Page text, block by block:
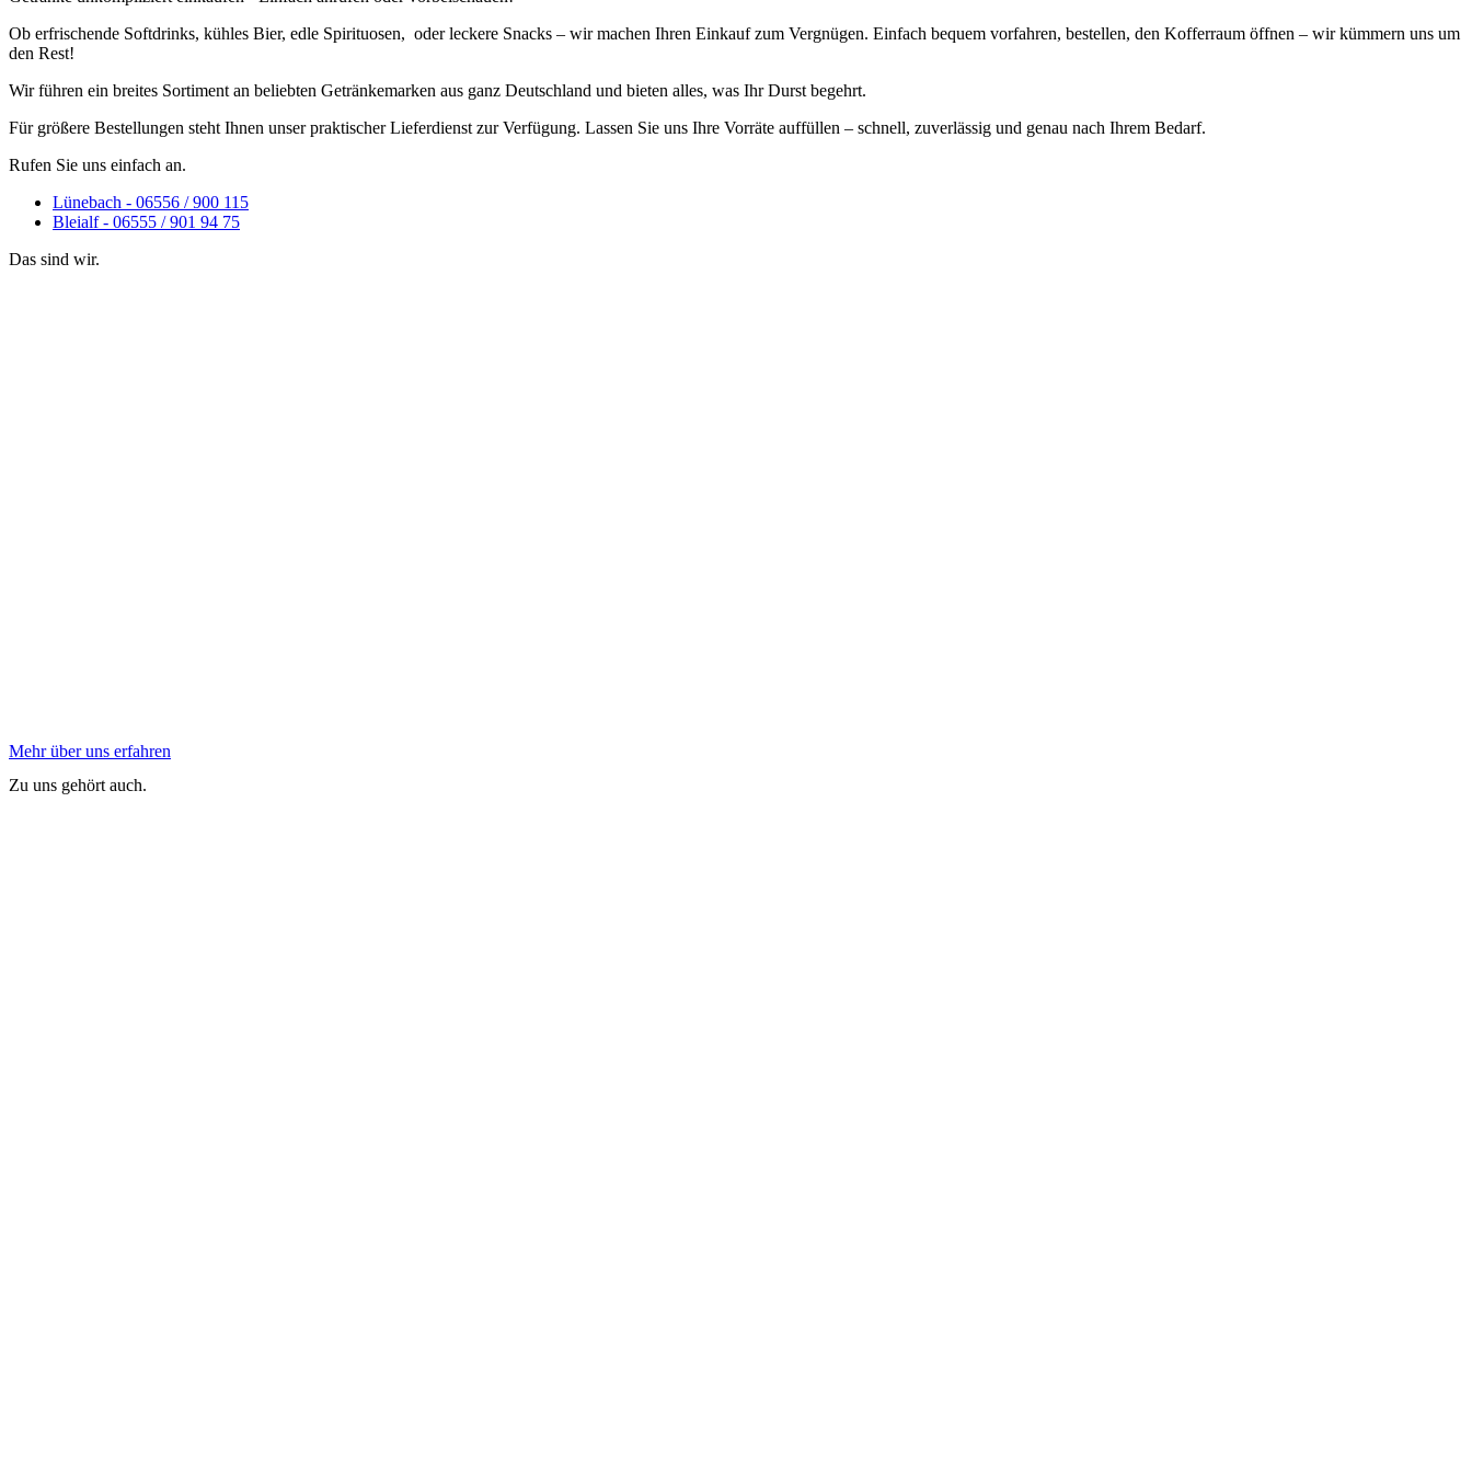
Ob erfrischende Softdrinks, kühles Bier, edle Spirituosen, oder leckere Snacks – wir machen Ihren Einkauf zum Vergnügen. Einfach bequem vorfahren, bestellen, den Kofferraum öffnen – wir kümmern uns um
den Rest!
Wir führen ein breites Sortiment an beliebten Getränkemarken aus ganz Deutschland und bieten alles, was Ihr Durst begehrt.
Für größere Bestellungen steht Ihnen unser praktischer Lieferdienst zur Verfügung. Lassen Sie uns Ihre Vorräte auffüllen – schnell, zuverlässig und genau nach Ihrem Bedarf.
Rufen Sie uns einfach an.
Lünebach - 06556 / 900 115
Bleialf - 06555 / 901 94 75
Das sind wir.
Mehr über uns erfahren
Zu uns gehört auch.